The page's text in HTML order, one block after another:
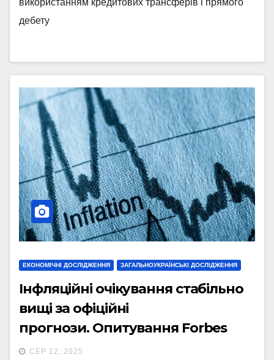
використанням кредитових трансферів і прямого
дебету
ЕКОНОМІЧНІ ДОСЛІДЖЕННЯ ЗАГАЛЬНОУКРАЇНСЬКІ ДОСЛІДЖЕННЯ
Інфляційні очікування стабільно
вищі за офіційні
прогнози. Опитування Forbes
СЕР 12, 2025